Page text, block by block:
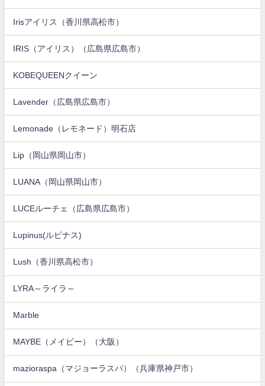
Irisアイリス（香川県高松市）
IRIS（アイリス）（広島県広島市）
KOBEQUEENクイーン
Lavender（広島県広島市）
Lemonade（レモネード）明石店
Lip（岡山県岡山市）
LUANA（岡山県岡山市）
LUCEルーチェ（広島県広島市）
Lupinus(ルピナス)
Lush（香川県高松市）
LYRA～ライラ～
Marble
MAYBE（メイビー）（大阪）
mazioraspa（マジョーラスパ）（兵庫県神戸市）